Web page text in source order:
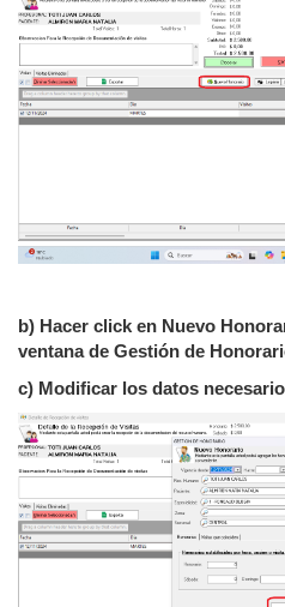
b) Hacer click en Nuevo
ventana de Gestión de
c) Modificar los datos